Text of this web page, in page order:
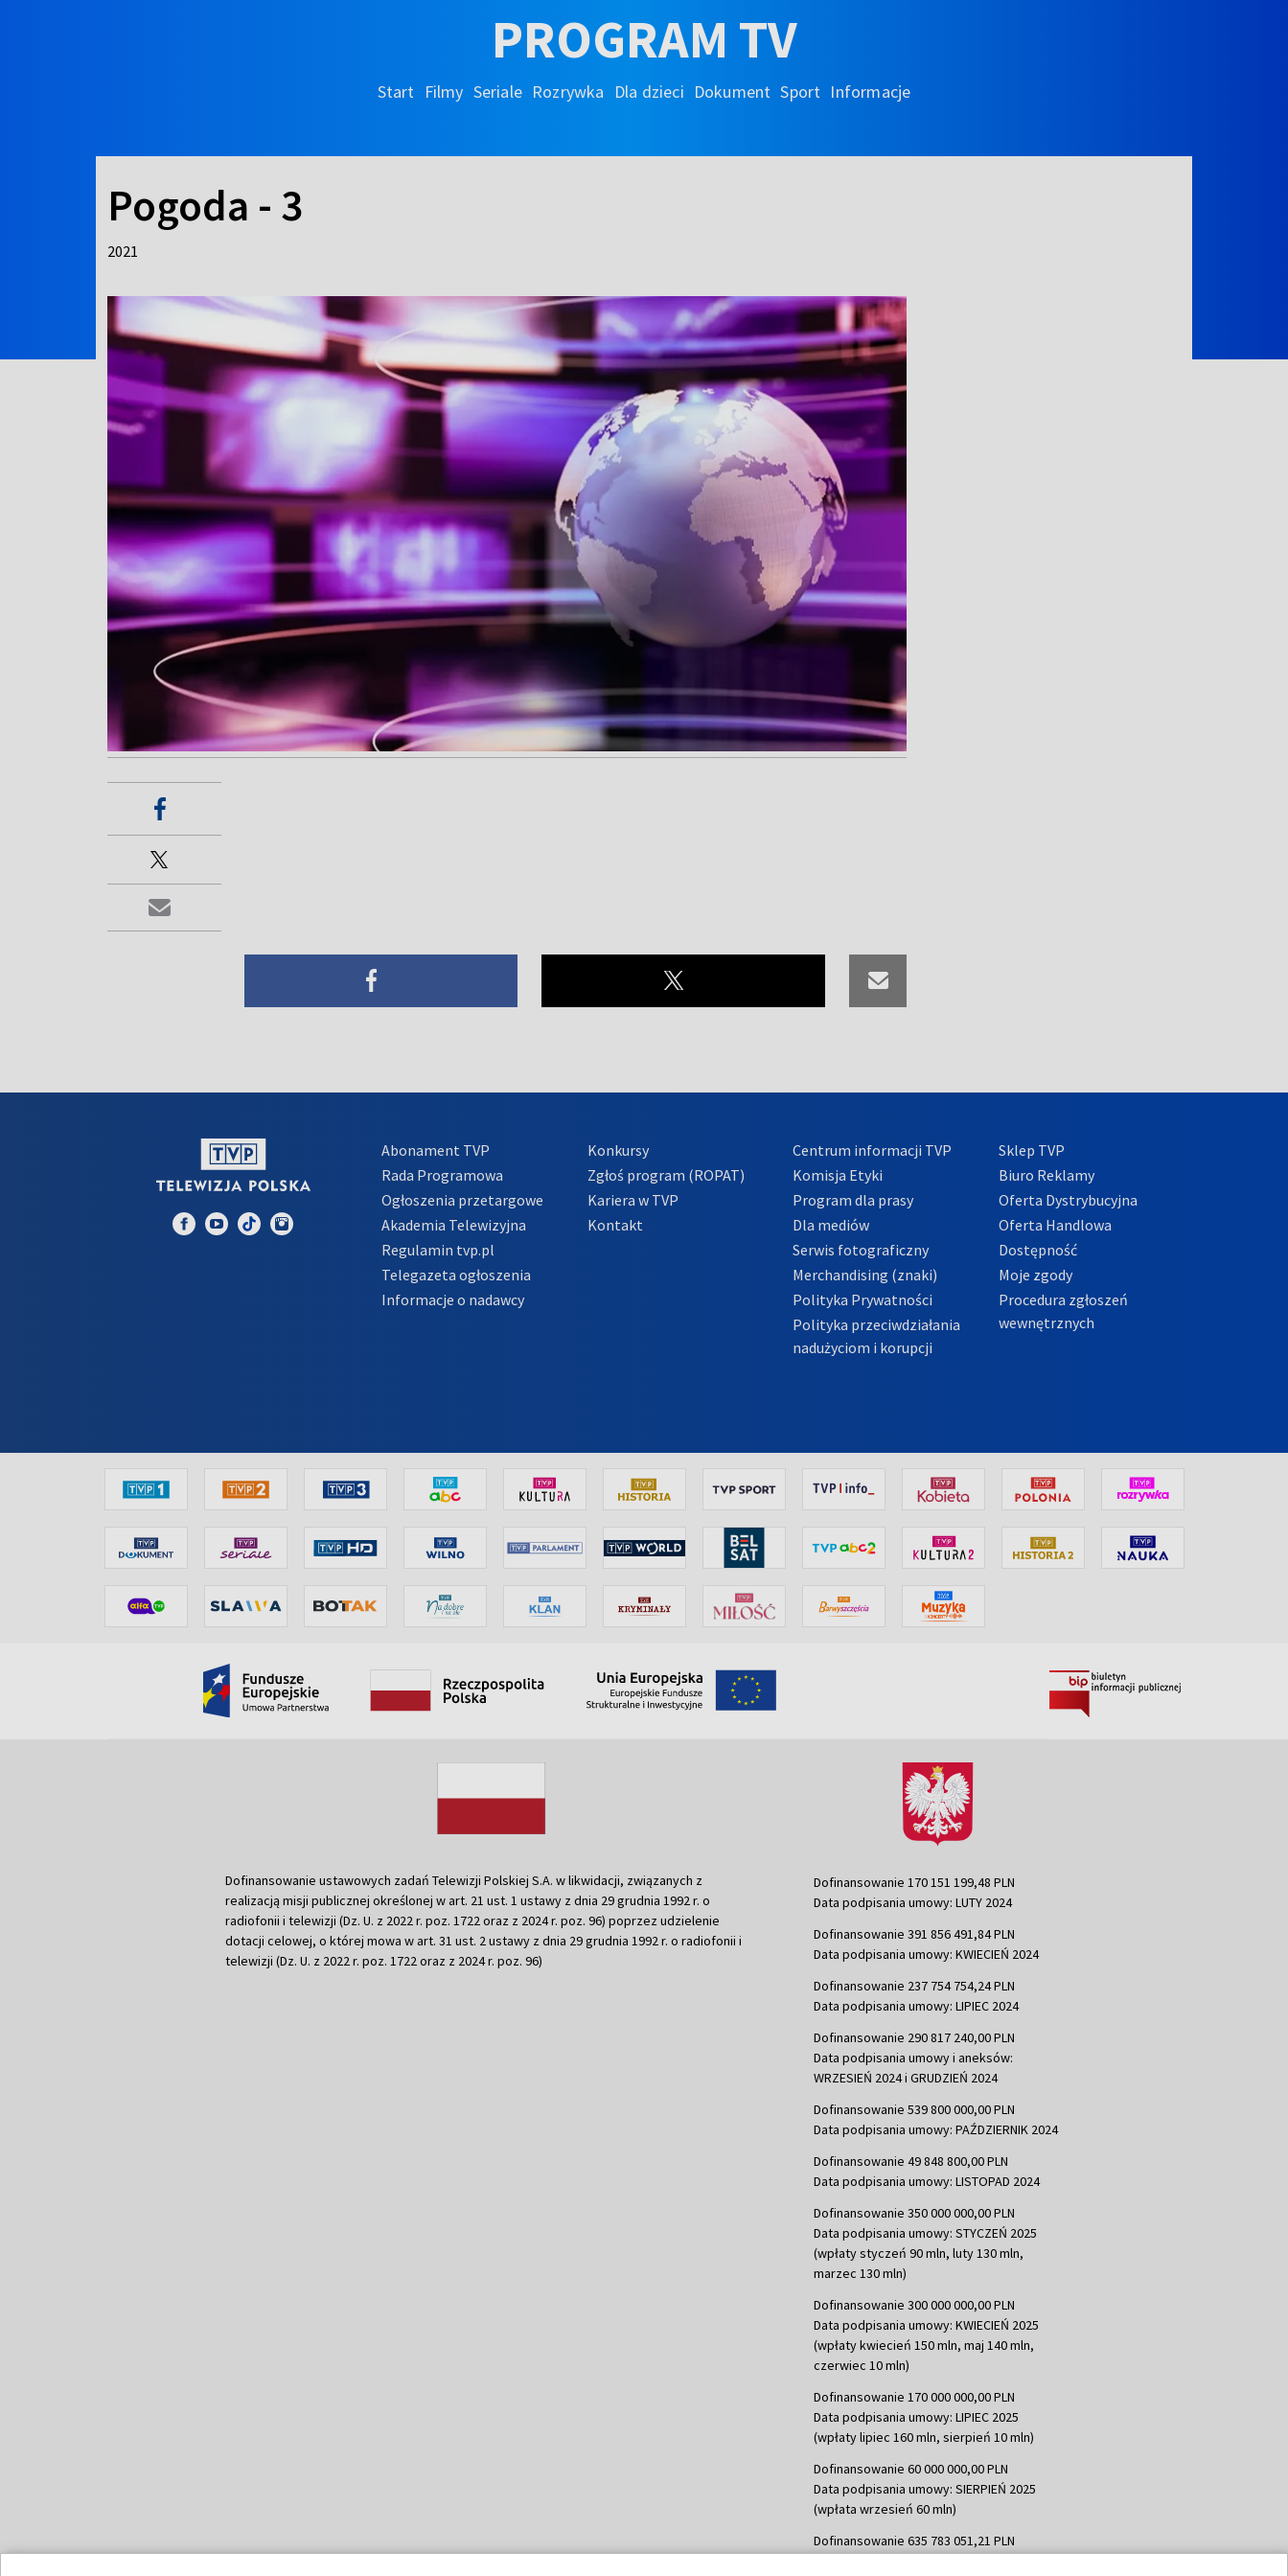
PROGRAM TV
Start Filmy Seriale Rozrywka Dla dzieci Dokument Sport Informacje
Pogoda - 3
2021
Abonament TVP
Rada Programowa
Ogłoszenia przetargowe
Akademia Telewizyjna
Regulamin tvp.pl
Telegazeta ogłoszenia
Informacje o nadawcy
Konkursy
Zgłoś program (ROPAT)
Kariera w TVP
Kontakt
Centrum informacji TVP
Komisja Etyki
Program dla prasy
Dla mediów
Serwis fotograficzny
Merchandising (znaki)
Polityka Prywatności
Polityka przeciwdziałania
nadużyciom i korupcji
Sklep TVP
Biuro Reklamy
Oferta Dystrybucyjna
Oferta Handlowa
Dostępność
Moje zgody
Procedura zgłoszeń
wewnętrznych
Dofinansowanie ustawowych zadań Telewizji Polskiej S.A. w likwidacji, związanych z
realizacją misji publicznej określonej w art. 21 ust. 1 ustawy z dnia 29 grudnia 1992 r. o
radiofonii i telewizji (Dz. U. z 2022 r. poz. 1722 oraz z 2024 r. poz. 96) poprzez udzielenie
dotacji celowej, o której mowa w art. 31 ust. 2 ustawy z dnia 29 grudnia 1992 r. o radiofonii i
telewizji (Dz. U. z 2022 r. poz. 1722 oraz z 2024 r. poz. 96)
Dofinansowanie 170 151 199,48 PLN
Data podpisania umowy: LUTY 2024
Dofinansowanie 391 856 491,84 PLN
Data podpisania umowy: KWIECIEŃ 2024
Dofinansowanie 237 754 754,24 PLN
Data podpisania umowy: LIPIEC 2024
Dofinansowanie 290 817 240,00 PLN
Data podpisania umowy i aneksów:
WRZESIEŃ 2024 i GRUDZIEŃ 2024
Dofinansowanie 539 800 000,00 PLN
Data podpisania umowy: PAŹDZIERNIK 2024
Dofinansowanie 49 848 800,00 PLN
Data podpisania umowy: LISTOPAD 2024
Dofinansowanie 350 000 000,00 PLN
Data podpisania umowy: STYCZEŃ 2025
(wpłaty styczeń 90 mln, luty 130 mln,
marzec 130 mln)
Dofinansowanie 300 000 000,00 PLN
Data podpisania umowy: KWIECIEŃ 2025
(wpłaty kwiecień 150 mln, maj 140 mln,
czerwiec 10 mln)
Dofinansowanie 170 000 000,00 PLN
Data podpisania umowy: LIPIEC 2025
(wpłaty lipiec 160 mln, sierpień 10 mln)
Dofinansowanie 60 000 000,00 PLN
Data podpisania umowy: SIERPIEŃ 2025
(wpłata wrzesień 60 mln)
Dofinansowanie 635 783 051,21 PLN